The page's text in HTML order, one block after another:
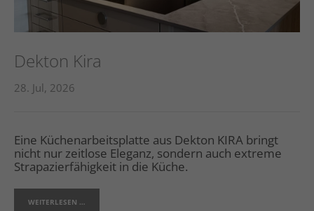
Dekton Kira
28. Jul, 2026
Eine Küchenarbeitsplatte aus Dekton KIRA bringt
nicht nur zeitlose Eleganz, sondern auch extreme
Strapazierfähigkeit in die Küche.
WEITERLESEN …